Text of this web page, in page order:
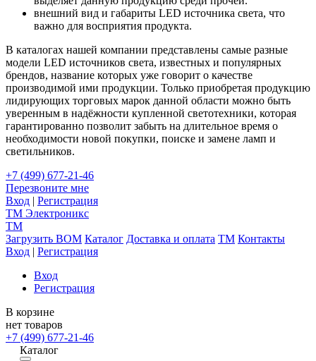
внешний вид и габариты LED источника света, что
важно для восприятия продукта.
В каталогах нашей компании представлены самые разные
модели LED источников света, известных и популярных
брендов, название которых уже говорит о качестве
производимой ими продукции. Только приобретая продукцию
лидирующих торговых марок данной области можно быть
уверенным в надёжности купленной светотехники, которая
гарантированно позволит забыть на длительное время о
необходимости новой покупки, поиске и замене ламп и
светильников.
+7 (499) 677-21-46
Перезвоните мне
Вход | Регистрация
TM Электроникс
TM
Загрузить BOM Каталог Доставка и оплата TM Контакты
Вход | Регистрация
Вход
Регистрация
В корзине
нет товаров
+7 (499) 677-21-46
Каталог